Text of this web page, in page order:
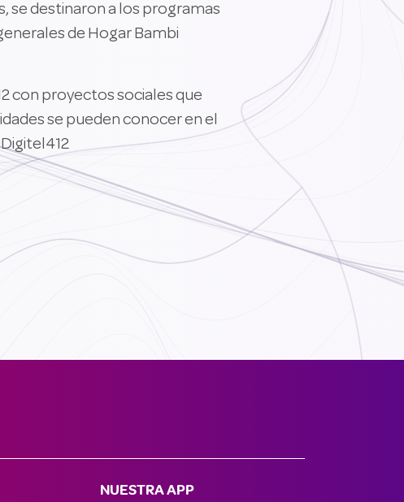
se destinaron a los programas
de Hogar Bambi
con proyectos sociales que
se pueden conocer en el
NUESTRA APP